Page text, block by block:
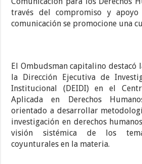
través del compromiso y
comunicación se promocione una
El Ombudsman capitalino destacó
la Dirección Ejecutiva de
Institucional (DEIDI) en el
Aplicada en Derechos
orientado a desarrollar
investigación en derechos
visión sistémica de los
coyunturales en la materia.